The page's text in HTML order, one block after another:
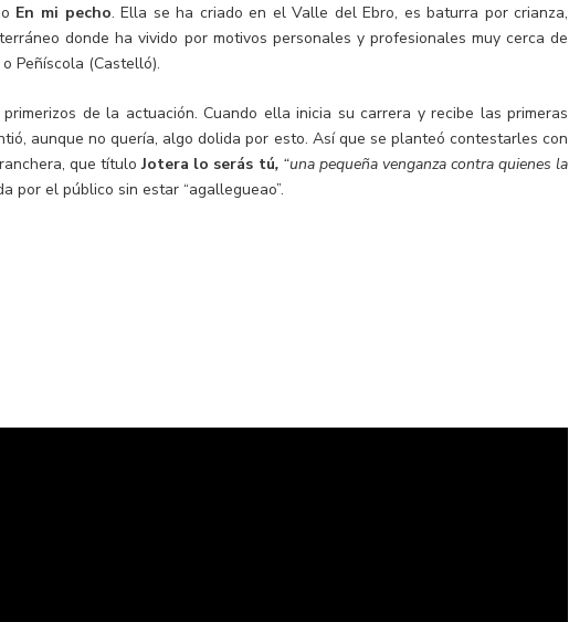
En mi pecho. Ella se ha criado en el Valle del Ebro, es baturra por crianza,
donde ha vivido por motivos personales y profesionales muy cerca de
Peñíscola (Castelló).
de la actuación. Cuando ella inicia su carrera y recibe las primeras
aunque no quería, algo dolida por esto. Así que se planteó contestarles con
que títuloJotera lo serás tú,“una pequeña venganza contra quienes la
por el público sin estar “agallegueao”.